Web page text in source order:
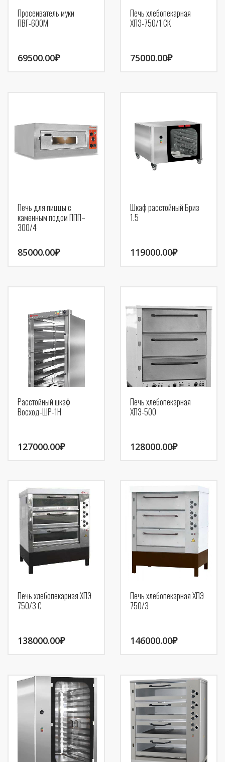
Просеиватель муки
ПВГ-600М
69500.00₽
Печь хлебопекарная
ХПЭ-750/1 СК
75000.00₽
Печь для пиццы с
каменным подом ППП–
300/4
85000.00₽
Шкаф расстойный Бриз
1.5
119000.00₽
Расстойный шкаф
Восход-ШР-1Н
127000.00₽
Печь хлебопекарная
ХПЭ-500
128000.00₽
Печь хлебопекарная ХПЭ
750/3 С
138000.00₽
Печь хлебопекарная ХПЭ
750/3
146000.00₽